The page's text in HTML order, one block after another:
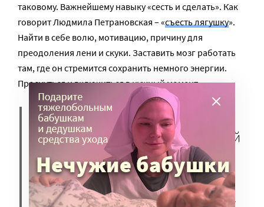
таковому. Важнейшему навыку «сесть и сделать». Как
говорит Людмила Петрановская – «съесть лягушку».
Найти в себе волю, мотивацию, причину для
преодоления лени и скуки. Заставить мозг работать
там, где он стремится сохранить немного энергии.
Проснуться и включиться в нужный момент.
Никого на свете не «прет» и не
«тащит» 24 часа в сутки 365 дней
в году. Любое, даже самое
увлекательное, дело имеет
компонент скучный и занудный.